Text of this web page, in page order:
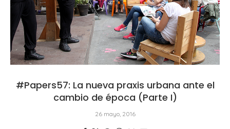
#Papers57: La nueva praxis urbana ante el
cambio de época (Parte I)
26 mayo, 2016